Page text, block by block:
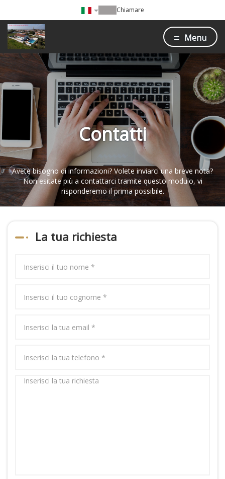
Chiamare
Menu
Contatti
Avete bisogno di informazioni? Volete inviarci una breve nota?
Non esitate più a contattarci tramite questo modulo, vi
risponderemo il prima possibile.
La tua richiesta